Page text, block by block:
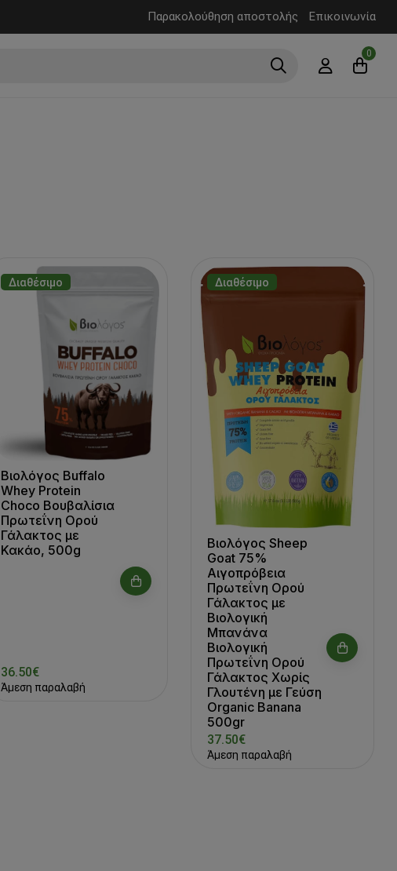
Παρακολούθηση αποστολής Επικοινωνία
0
Διαθέσιμο
Βιολόγος Buffalo
Whey Protein
Choco Βουβαλίσια
Πρωτεΐνη Ορού
Γάλακτος με
Κακάο, 500g
36.50€
Άμεση παραλαβή
Διαθέσιμο
Βιολόγος Sheep
Goat 75%
Αιγοπρόβεια
Πρωτεΐνη Ορού
Γάλακτος με
Βιολογική
Μπανάνα
Βιολογική
Πρωτεΐνη Ορού
Γάλακτος Χωρίς
Γλουτένη με Γεύση
Organic Banana
500gr
37.50€
Άμεση παραλαβή